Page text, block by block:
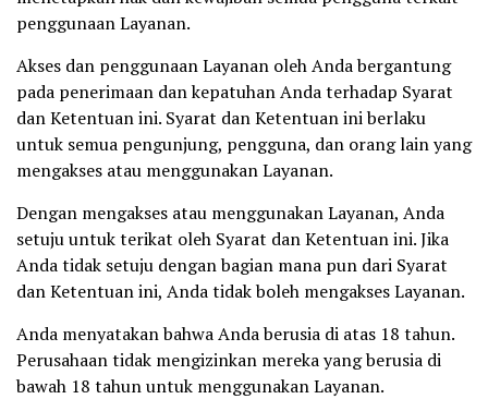
penggunaan Layanan.
Akses dan penggunaan Layanan oleh Anda bergantung
pada penerimaan dan kepatuhan Anda terhadap Syarat
dan Ketentuan ini. Syarat dan Ketentuan ini berlaku
untuk semua pengunjung, pengguna, dan orang lain yang
mengakses atau menggunakan Layanan.
Dengan mengakses atau menggunakan Layanan, Anda
setuju untuk terikat oleh Syarat dan Ketentuan ini. Jika
Anda tidak setuju dengan bagian mana pun dari Syarat
dan Ketentuan ini, Anda tidak boleh mengakses Layanan.
Anda menyatakan bahwa Anda berusia di atas 18 tahun.
Perusahaan tidak mengizinkan mereka yang berusia di
bawah 18 tahun untuk menggunakan Layanan.